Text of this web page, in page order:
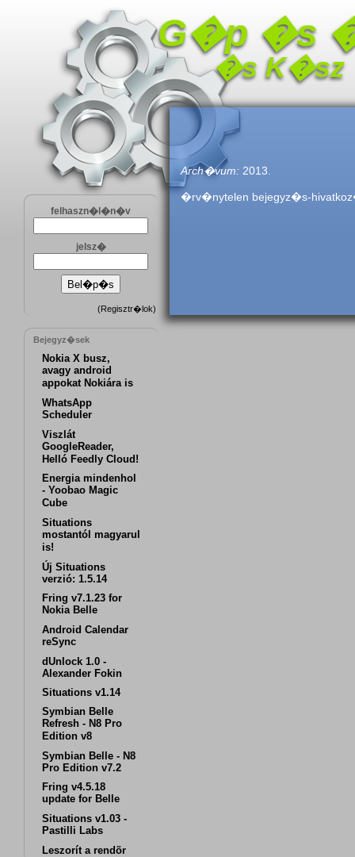
G�p �s
�s K�sz
felhaszn�l�n�v
jelsz�
(Regisztr�lok)
Bejegyz�sek
Nokia X busz,
avagy android
appokat Nokiára is
WhatsApp
Scheduler
Viszlát
GoogleReader,
Helló Feedly Cloud!
Energia mindenhol
- Yoobao Magic
Cube
Situations
mostantól magyarul
is!
Új Situations
verzió: 1.5.14
Fring v7.1.23 for
Nokia Belle
Android Calendar
reSync
dUnlock 1.0 -
Alexander Fokin
Situations v1.14
Symbian Belle
Refresh - N8 Pro
Edition v8
Symbian Belle - N8
Pro Edition v7.2
Fring v4.5.18
update for Belle
Situations v1.03 -
Pastilli Labs
Leszorít a rendõr
Arch�vum: 2013.
�rv�nytelen bejegyz�s-